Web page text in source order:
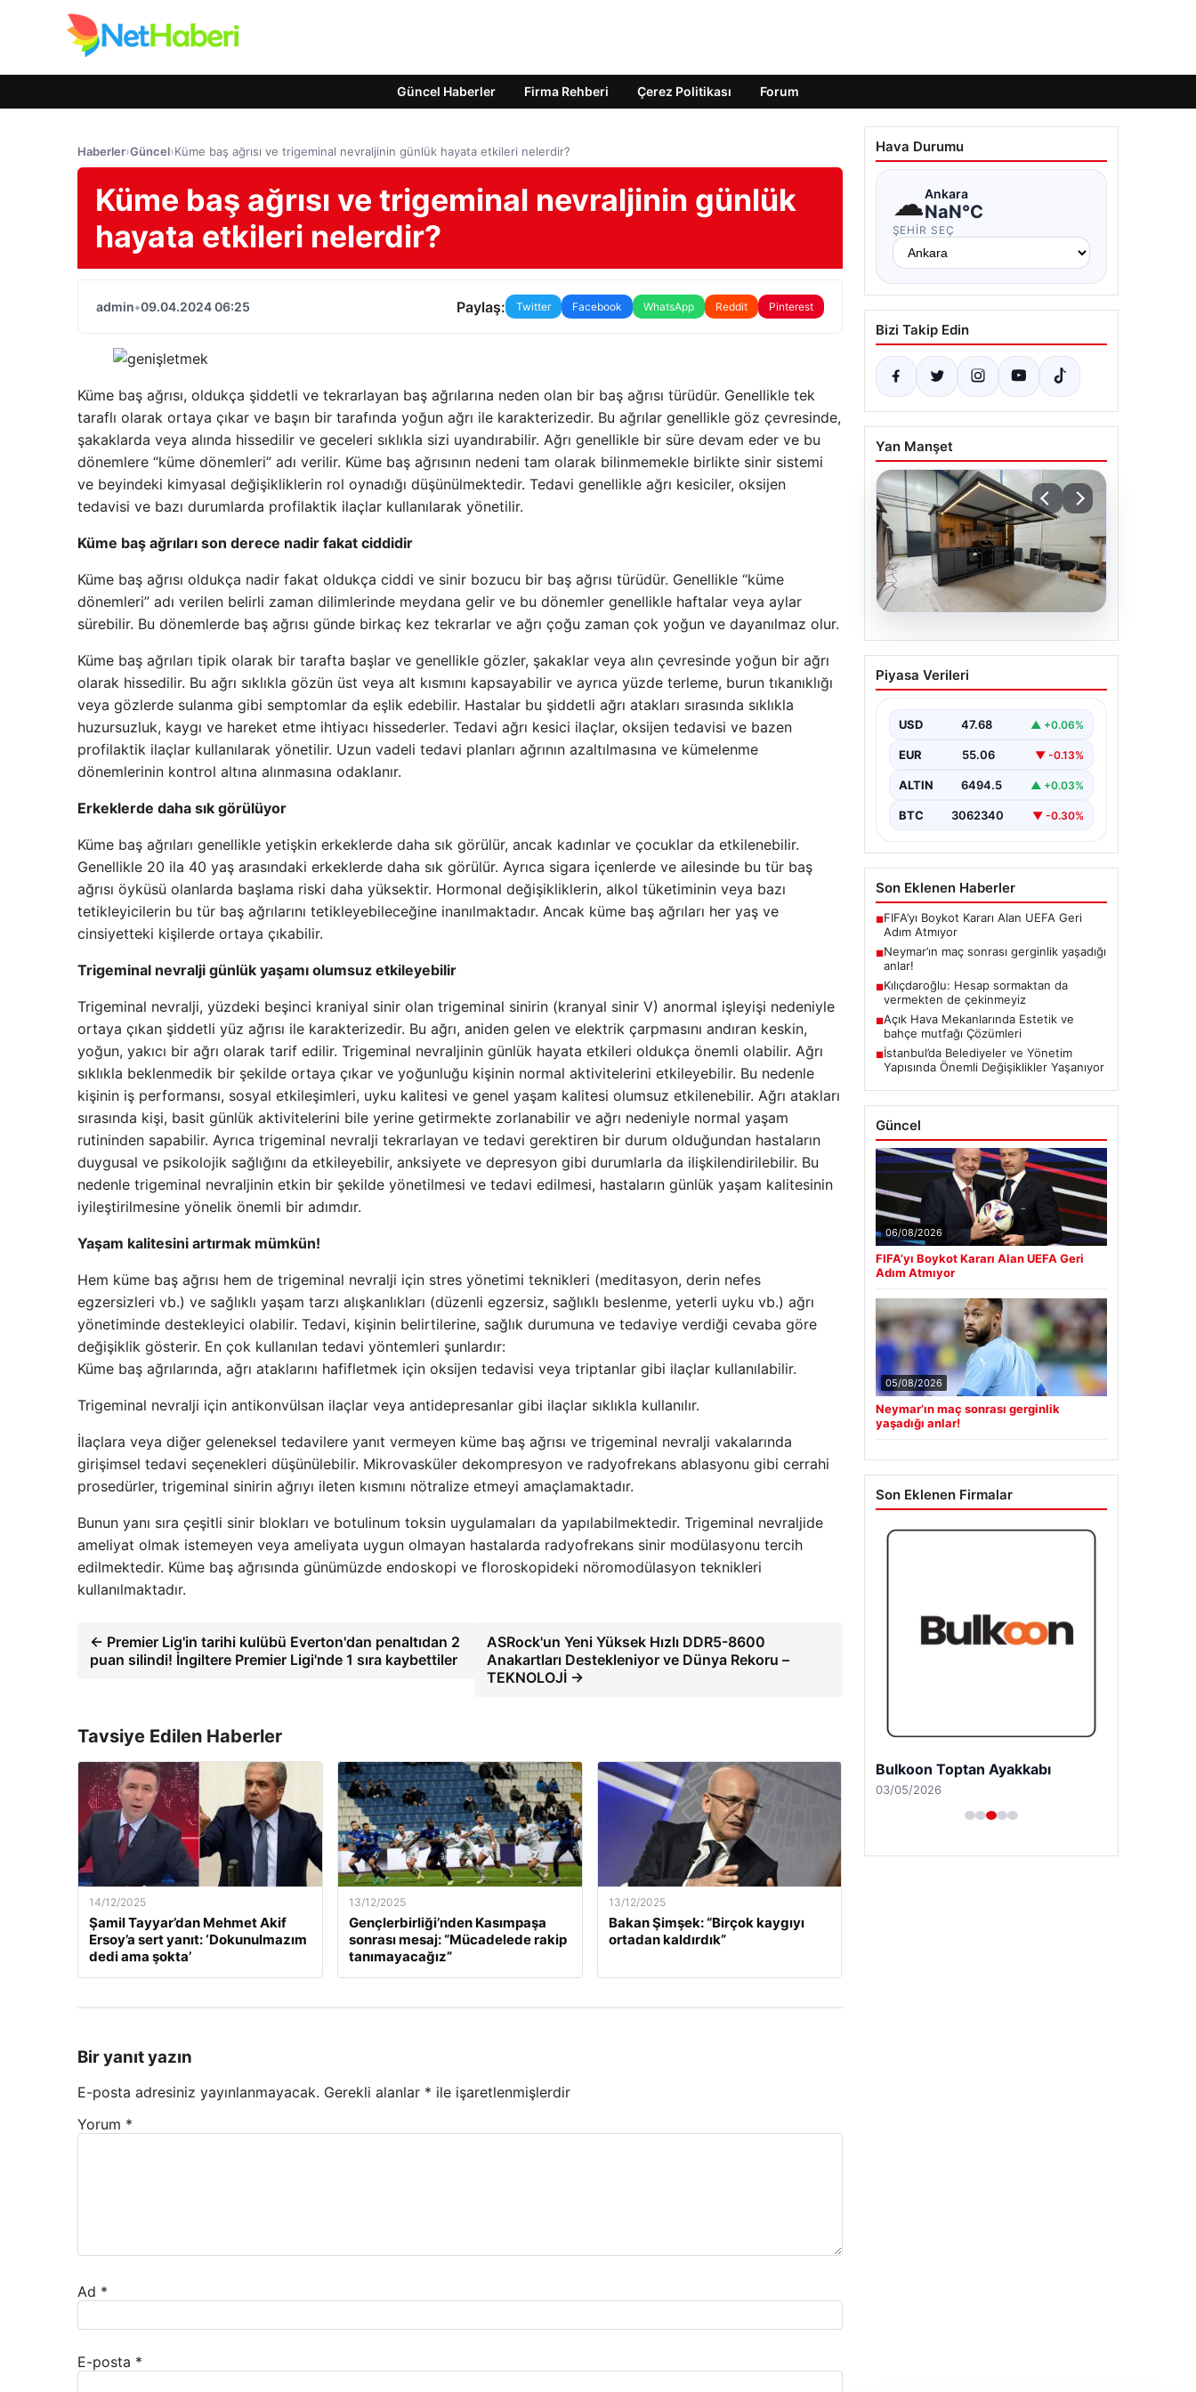
Güncel Haberler Firma Rehberi Çerez Politikası Forum
Haberler›Güncel›Küme baş ağrısı ve trigeminal nevraljinin günlük hayata etkileri nelerdir?
Küme baş ağrısı ve trigeminal nevraljinin günlük
hayata etkileri nelerdir?
admin•09.04.2024 06:25 Paylaş: Twitter Facebook WhatsApp Reddit Pinterest
Küme baş ağrısı, oldukça şiddetli ve tekrarlayan baş ağrılarına neden olan bir baş ağrısı türüdür. Genellikle tek
taraflı olarak ortaya çıkar ve başın bir tarafında yoğun ağrı ile karakterizedir. Bu ağrılar genellikle göz çevresinde,
şakaklarda veya alında hissedilir ve geceleri sıklıkla sizi uyandırabilir. Ağrı genellikle bir süre devam eder ve bu
dönemlere “küme dönemleri” adı verilir. Küme baş ağrısının nedeni tam olarak bilinmemekle birlikte sinir sistemi
ve beyindeki kimyasal değişikliklerin rol oynadığı düşünülmektedir. Tedavi genellikle ağrı kesiciler, oksijen
tedavisi ve bazı durumlarda profilaktik ilaçlar kullanılarak yönetilir.
Küme baş ağrıları son derece nadir fakat ciddidir
Küme baş ağrısı oldukça nadir fakat oldukça ciddi ve sinir bozucu bir baş ağrısı türüdür. Genellikle “küme
dönemleri” adı verilen belirli zaman dilimlerinde meydana gelir ve bu dönemler genellikle haftalar veya aylar
sürebilir. Bu dönemlerde baş ağrısı günde birkaç kez tekrarlar ve ağrı çoğu zaman çok yoğun ve dayanılmaz olur.
Küme baş ağrıları tipik olarak bir tarafta başlar ve genellikle gözler, şakaklar veya alın çevresinde yoğun bir ağrı
olarak hissedilir. Bu ağrı sıklıkla gözün üst veya alt kısmını kapsayabilir ve ayrıca yüzde terleme, burun tıkanıklığı
veya gözlerde sulanma gibi semptomlar da eşlik edebilir. Hastalar bu şiddetli ağrı atakları sırasında sıklıkla
huzursuzluk, kaygı ve hareket etme ihtiyacı hissederler. Tedavi ağrı kesici ilaçlar, oksijen tedavisi ve bazen
profilaktik ilaçlar kullanılarak yönetilir. Uzun vadeli tedavi planları ağrının azaltılmasına ve kümelenme
dönemlerinin kontrol altına alınmasına odaklanır.
Erkeklerde daha sık görülüyor
Küme baş ağrıları genellikle yetişkin erkeklerde daha sık görülür, ancak kadınlar ve çocuklar da etkilenebilir.
Genellikle 20 ila 40 yaş arasındaki erkeklerde daha sık görülür. Ayrıca sigara içenlerde ve ailesinde bu tür baş
ağrısı öyküsü olanlarda başlama riski daha yüksektir. Hormonal değişikliklerin, alkol tüketiminin veya bazı
tetikleyicilerin bu tür baş ağrılarını tetikleyebileceğine inanılmaktadır. Ancak küme baş ağrıları her yaş ve
cinsiyetteki kişilerde ortaya çıkabilir.
Trigeminal nevralji günlük yaşamı olumsuz etkileyebilir
Trigeminal nevralji, yüzdeki beşinci kraniyal sinir olan trigeminal sinirin (kranyal sinir V) anormal işleyişi nedeniyle
ortaya çıkan şiddetli yüz ağrısı ile karakterizedir. Bu ağrı, aniden gelen ve elektrik çarpmasını andıran keskin,
yoğun, yakıcı bir ağrı olarak tarif edilir. Trigeminal nevraljinin günlük hayata etkileri oldukça önemli olabilir. Ağrı
sıklıkla beklenmedik bir şekilde ortaya çıkar ve yoğunluğu kişinin normal aktivitelerini etkileyebilir. Bu nedenle
kişinin iş performansı, sosyal etkileşimleri, uyku kalitesi ve genel yaşam kalitesi olumsuz etkilenebilir. Ağrı atakları
sırasında kişi, basit günlük aktivitelerini bile yerine getirmekte zorlanabilir ve ağrı nedeniyle normal yaşam
rutininden sapabilir. Ayrıca trigeminal nevralji tekrarlayan ve tedavi gerektiren bir durum olduğundan hastaların
duygusal ve psikolojik sağlığını da etkileyebilir, anksiyete ve depresyon gibi durumlarla da ilişkilendirilebilir. Bu
nedenle trigeminal nevraljinin etkin bir şekilde yönetilmesi ve tedavi edilmesi, hastaların günlük yaşam kalitesinin
iyileştirilmesine yönelik önemli bir adımdır.
Yaşam kalitesini artırmak mümkün!
Hem küme baş ağrısı hem de trigeminal nevralji için stres yönetimi teknikleri (meditasyon, derin nefes
egzersizleri vb.) ve sağlıklı yaşam tarzı alışkanlıkları (düzenli egzersiz, sağlıklı beslenme, yeterli uyku vb.) ağrı
yönetiminde destekleyici olabilir. Tedavi, kişinin belirtilerine, sağlık durumuna ve tedaviye verdiği cevaba göre
değişiklik gösterir. En çok kullanılan tedavi yöntemleri şunlardır:
Küme baş ağrılarında, ağrı ataklarını hafifletmek için oksijen tedavisi veya triptanlar gibi ilaçlar kullanılabilir.
Trigeminal nevralji için antikonvülsan ilaçlar veya antidepresanlar gibi ilaçlar sıklıkla kullanılır.
İlaçlara veya diğer geleneksel tedavilere yanıt vermeyen küme baş ağrısı ve trigeminal nevralji vakalarında
girişimsel tedavi seçenekleri düşünülebilir. Mikrovasküler dekompresyon ve radyofrekans ablasyonu gibi cerrahi
prosedürler, trigeminal sinirin ağrıyı ileten kısmını nötralize etmeyi amaçlamaktadır.
Bunun yanı sıra çeşitli sinir blokları ve botulinum toksin uygulamaları da yapılabilmektedir. Trigeminal nevraljide
ameliyat olmak istemeyen veya ameliyata uygun olmayan hastalarda radyofrekans sinir modülasyonu tercih
edilmektedir. Küme baş ağrısında günümüzde endoskopi ve floroskopideki nöromodülasyon teknikleri
kullanılmaktadır.
← Premier Lig'in tarihi kulübü Everton'dan penaltıdan 2
puan silindi! İngiltere Premier Ligi'nde 1 sıra kaybettiler
ASRock'un Yeni Yüksek Hızlı DDR5-8600
Anakartları Destekleniyor ve Dünya Rekoru –
TEKNOLOJİ →
Tavsiye Edilen Haberler
14/12/2025
Şamil Tayyar’dan Mehmet Akif
Ersoy’a sert yanıt: ‘Dokunulmazım
dedi ama şokta’
13/12/2025
Gençlerbirliği’nden Kasımpaşa
sonrası mesaj: “Mücadelede rakip
tanımayacağız”
13/12/2025
Bakan Şimşek: “Birçok kaygıyı
ortadan kaldırdık”
Bir yanıt yazın
E-posta adresiniz yayınlanmayacak. Gerekli alanlar * ile işaretlenmişlerdir
Yorum *
Ad *
E-posta *
Hava Durumu
☁Ankara
NaN°C
ŞEHIR SEÇ
Bizi Takip Edin
Yan Manşet
04.08.2026
Açık Hava Mekanlarında
Estetik ve bahçe
Günümüz dünyasında bahçe
önemli bölümlerinden parçası
uyumlu…
Piyasa Verileri
USD 47.68 ▲ +0.06%
EUR 55.06 ▼ -0.13%
ALTIN 6494.5 ▲ +0.03%
BTC 3062340 ▼ -0.30%
Son Eklenen Haberler
■FIFA’yı Boykot Kararı Alan UEFA Geri
Adım Atmıyor
■Neymar’ın maç sonrası gerginlik yaşadığı
anlar!
■Kılıçdaroğlu: Hesap sormaktan da
vermekten de çekinmeyiz
■Açık Hava Mekanlarında Estetik ve
bahçe mutfağı Çözümleri
■İstanbul’da Belediyeler ve Yönetim
Yapısında Önemli Değişiklikler Yaşanıyor
Güncel
06/08/2026
FIFA’yı Boykot Kararı Alan UEFA Geri
Adım Atmıyor
05/08/2026
Neymar’ın maç sonrası gerginlik
yaşadığı anlar!
Son Eklenen Firmalar
Bulkoon Toptan Ayakkabı
03/05/2026